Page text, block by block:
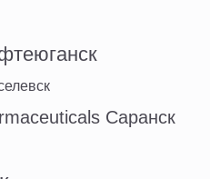
Саранск